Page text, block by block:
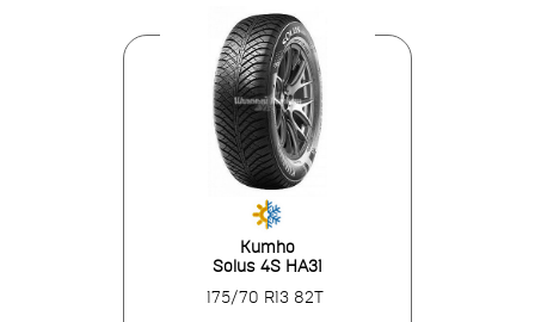
Kumho
Solus 4S HA31
175/70 R13 82T